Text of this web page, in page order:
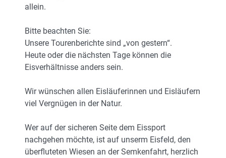
allein.
Bitte beachten Sie:
Unsere Tourenberichte sind „von gestern“.
Heute oder die nächsten Tage können die
Eisverhältnisse anders sein.
Wir wünschen allen Eisläuferinnen und Eisläufern
viel Vergnügen in der Natur.
Wer auf der sicheren Seite dem Eissport
nachgehen möchte, ist auf unserm Eisfeld, den
überfluteten Wiesen an der Semkenfahrt, herzlich